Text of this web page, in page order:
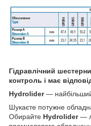
Гідравлічний
контроль і має
Hydrolider— найбільший
Шукаєте потужне
Обирайте Hydrolider—